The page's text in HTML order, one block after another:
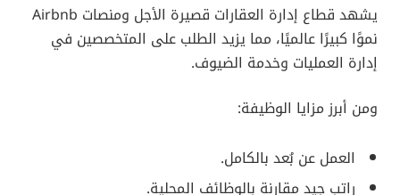
يشهد قطاع إدارة العقارات قصيرة الأجل ومنصات Airbnb
نموًا كبيرًا عالميًا، مما يزيد الطلب على المتخصصين في
إدارة العمليات وخدمة الضيوف.
ومن أبرز مزايا الوظيفة:
العمل عن بُعد بالكامل.
راتب جيد مقارنة بالوظائف المحلية.